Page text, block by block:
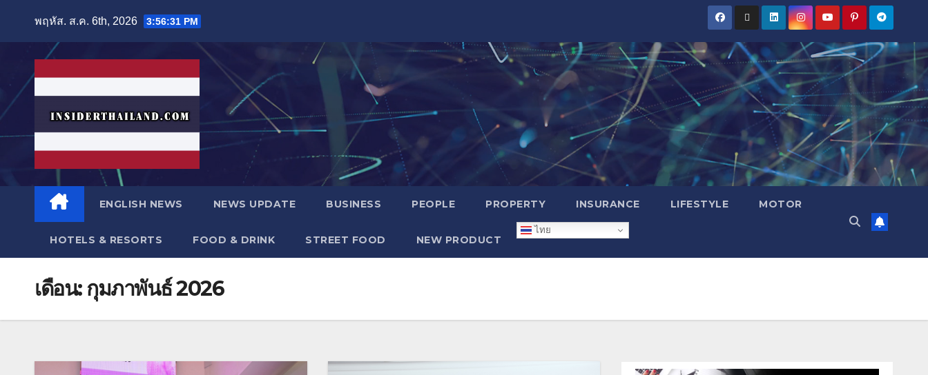
พฤหัส. ส.ค. 6th, 2026 3:56:33 PM
ENGLISH NEWS NEWS UPDATE BUSINESS PEOPLE PROPERTY INSURANCE LIFESTYLE MOTOR
HOTELS & RESORTS FOOD & DRINK STREET FOOD NEW PRODUCT
ไทย
เดือน:กุมภาพันธ์ 2026